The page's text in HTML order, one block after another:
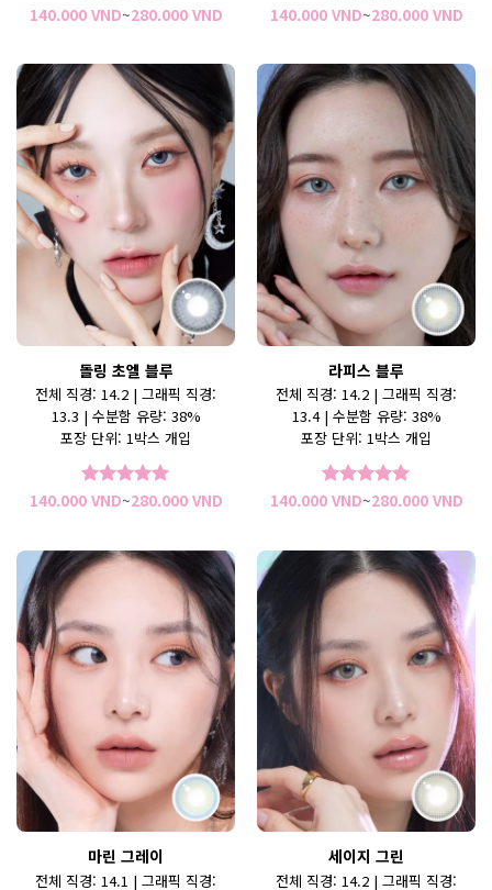
5 중에서 5
140.000 VND~280.000 VND가
140.000 VND~280.000 VND
5 중에서 5
140.000 VND~280.000 VND가
돌링 초엘 블루
전체 직경: 14.2 | 그래픽 직경:
13.3 | 수분함 유량: 38%
포장 단위: 1박스 개입
5 중에서 5
140.000 VND~280.000 VND가
140.000 VND~280.000 VND
라피스 블루
전체 직경: 14.2 | 그래픽 직경:
13.4 | 수분함 유량: 38%
포장 단위: 1박스 개입
5 중에서 5
140.000 VND~280.000 VND가
마린 그레이
전체 직경: 14.1 | 그래픽 직경:
세이지 그린
전체 직경: 14.2 | 그래픽 직경: